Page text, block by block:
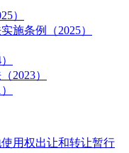
）
施条例（2025）
2023）
用权出让和转让暂行